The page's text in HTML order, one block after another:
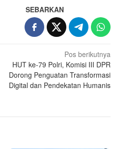
SEBARKAN
Pos berikutnya
HUT ke-79 Polri, Komisi III DPR
Dorong Penguatan Transformasi
Digital dan Pendekatan Humanis